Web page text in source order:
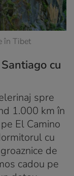
în Tibet
cu
spre
1.000 km în
El Camino
cu
de
cadou pe